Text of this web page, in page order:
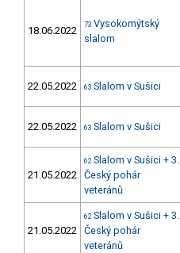
18.06.2022 73 Vysokomýtský
slalom
22.05.2022 63 Slalom v Sušici
22.05.2022 63 Slalom v Sušici
21.05.2022
62 Slalom v Sušici + 3.
Český pohár
veteránů
21.05.2022
62 Slalom v Sušici + 3.
Český pohár
veteránů